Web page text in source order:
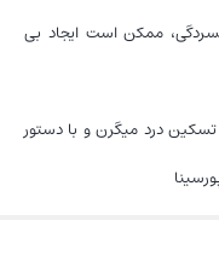
ممکن است ایجاد بی
درد میگرن و با دستور